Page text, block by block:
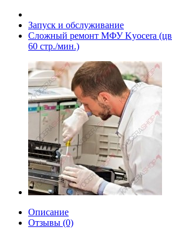
Запуск и обслуживание
Сложный ремонт МФУ Kyocera
60 стр./мин.)
Описание
Отзывы (0)